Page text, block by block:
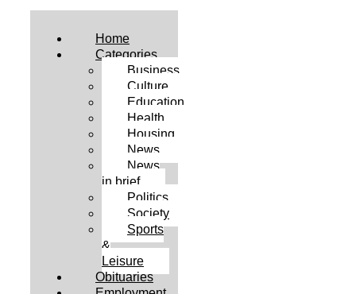
Home
Categories
Business
Culture
Education
Health
Housing
News
News
in brief
Politics
Society
Sports
&
Leisure
Obituaries